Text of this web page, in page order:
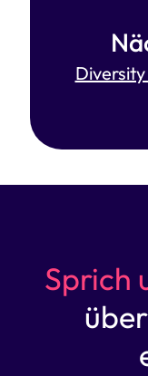
Sprich